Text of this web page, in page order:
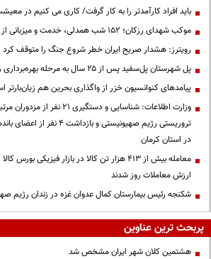
باید افراد کارآمدتر را به کار گرفت/ کاری می کنیم در
موکب شهدای رزکان؛ ۱۵۲ شب همدلی، خدمت و میزبانی از مردم ولایت‌مدار شهریار
رویترز: هشدار صریح ایران خطر شروع جنگ را متوقف کرد
پل شهرستان پل‌سفید پس از ۲۵ سال به مرحله بهره‌برداری رسید
پیامدهای کنوانسیون خزر از واگذاری بحرین هم زیان‌بارتر
وزارت اطلاعات: شناسایی و
تروریستی رژیم صهیونیستی و
در استان کرمان
معامله بیش از ۴۱۳ هزار تن کالا در بازار
ارزش معاملات روز شدند
شکنجه رئیس بیمارستان کمال عدوان غزه در زندان رژیم
پربحث ترین عناوین
هشتمین کلان شهر ایران مشخص شد